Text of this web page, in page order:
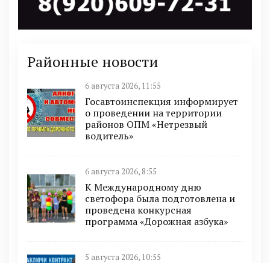
Районные новости
6 августа 2026, 11:55
Госавтоинспекция информирует
о проведении на территории
районов ОПМ «Нетрезвый
водитель»
6 августа 2026, 8:55
К Международному дню
светофора была подготовлена и
проведена конкурсная
программа «Дорожная азбука»
5 августа 2026, 10:55